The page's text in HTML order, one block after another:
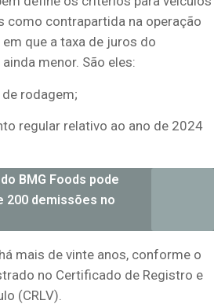
como contrapartida na operação
que a taxa de juros do
menor. São eles:
rodagem;
regular relativo ao ano de 2024
BMG Foods pode
200 demissões no
mais de vinte anos, conforme o
no Certificado de Registro e
(CRLV).